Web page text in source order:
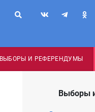
ВЫБОРЫ И РЕФЕРЕНДУМЫ
Выборы